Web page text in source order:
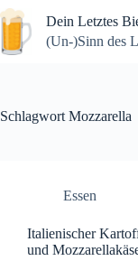
Zum
Inhalt
springen
Dein Letztes
(Un-)Sinn des
Schlagwort Mozzarella
Essen
Italienischer
und